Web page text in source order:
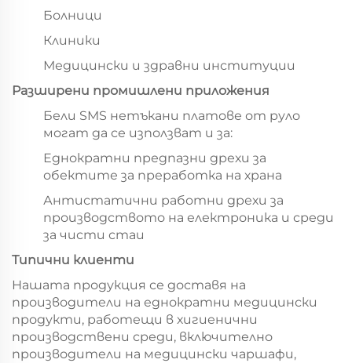
Болници
Клиники
Медицински и здравни институции
Разширени промишлени приложения
Бели SMS нетъкани платове от руло
могат да се използват и за:
Еднократни предпазни дрехи за
обектите за преработка на храна
Антистатични работни дрехи за
производството на електроника и среди
за чисти стаи
Типични клиенти
Нашата продукция се доставя на
производители на еднократни медицински
продукти, работещи в хигиенични
производствени среди, включително
производители на медицински чаршафи,